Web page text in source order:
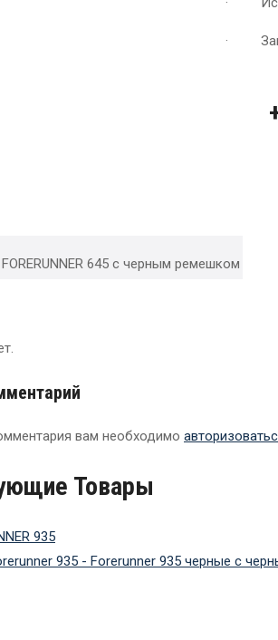
·
FORERUNNER 645 с черным ремешком
вам необходимо
Товары
935 - Forerunner 935 черные с